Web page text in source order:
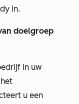
in.
doelgroep
in uw
u een